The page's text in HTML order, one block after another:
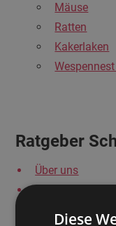
Mäuse
Ratten
Kakerlaken
Ratgeber
Über uns
Diese